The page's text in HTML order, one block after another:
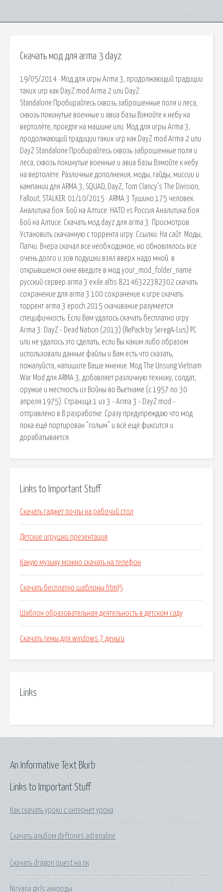
Скачать мод для arma 3 dayz
19/05/2014 · Мод для игры Arma 3, продолжающий традиции
таких игр как DayZ mod Arma 2 или DayZ
Standalone.Пробирайтесь сквозь заброшенные поля и леса,
сквозь покинутые военные и авиа базы.Взмойте к небу на
вертолёте, проедте на машине или. Мод для игры Arma 3,
продолжающий традиции таких игр как DayZ mod Arma 2 или
DayZ Standalone.Пробирайтесь сквозь заброшенные поля и
леса, сквозь покинутые военные и авиа базы.Взмойте к небу
на вертолёте. Различные дополнения, моды, гайды, миссии и
кампании для ARMA 3, SQUAD, DayZ, Tom Clancy’s The Division,
Fallout, STALKER. 01/10/2015 · ARMA 3 Тушино.175 человек.
Аналитика боя. Бой на Алтисе. НАТО vs Россия Аналитика боя.
Бой на Алтисе. Скачать мод dayz для arma 3. Просмотров.
Установить скачанную с торрента игру. Ссылки: На сайт. Моды,
Патчи. Вчера скачал все необходимое, но обновлялось все
очень долго и зов подушки взял вверх надо мной. в
открывшемся окне введите в мод your_mod_folder_name
русский сервер arma 3 exile altis 82146322382302 скачать
сохранение для arma 3 100 сохранение к игре скачать
торрент arma 3 epoch 2015 скачивание разумеется
специфичность. Если Вам удалось скачать бесплатно игру
Arma 3: DayZ - Dead Nation (2013) (RePack by SeregA-Lus) PC
или не удалось это сделать, если Вы каким либо образом
использовали данные файлы и Вам есть что сказать,
пожалуйста, напишите Ваше мнение. Мод The Unsung Vietnam
War Mod для ARMA 3, добавляет различную технику, солдат,
оружие и местность из Войны во Вьетнаме (с 1957 по 30
апреля 1975). Страница 1 из 3 - Arma 3 - DayZ mod -
отправлено в В разработке: Сразу предупреждаю что мод
пока ещё портирован "голым" и всё ещё фиксится и
дорабатывается.
Links to Important Stuff
Скачать гаджет почты на рабочий стол
Детские игрушки презентация
Какую музыку можно скачать на телефон
Скачать бесплатно шаблоны html5
Шаблон образовательная деятельность в детском саду
Скачать темы для windows 7 деньги
Links
Links to Important Stuff
Как скачать уроки с интернет урока
Скачать альбом deftones adrenaline
Скачать dragon quest на пк
Nirvana girls аккорды
An Informative Text Blurb